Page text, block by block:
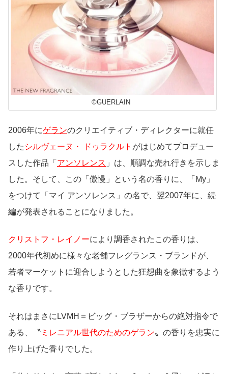
©GUERLAIN
2006年にゲランのクリエイティブ・ディレクターに就任
した シルヴェーヌ・ ドゥラクルト がはじめてプロデュー
スした作品「 アンソレンス 」は、順調な売れ行きを示しま
した。そして、この「傲慢」という名の香りに、「My」
をつけて「マイ アンソレンス」の名で、翌2007年に、続
編が発表されることになりました。
クリストフ・レイノーにより調香されたこの香りは、
2000年代初めに様々な老舗フレグランス・ブランドが、
若者マーケットに迎合しようとした狂想曲を象徴するよう
な香りです。
それはまさにLVMH＝ビッグ・ブラザーからの絶対指令で
ある、〝 ミレニアル世代のためのゲラン〟の香りを忠実に
作り上げた香りでした。